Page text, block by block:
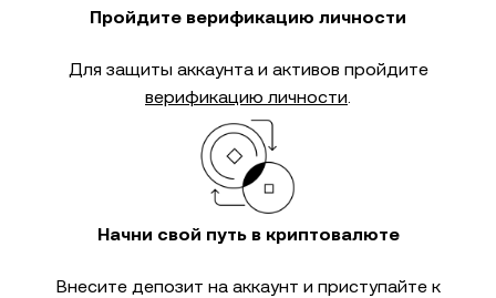
Пройдите верификацию личности
Для защиты аккаунта и активов пройдите
верификацию личности.
Начни свой путь в криптовалюте
Внесите депозит на аккаунт и приступайте к